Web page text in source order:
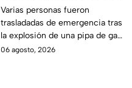
se reportan más de 20
personas con
quemaduras
Varias personas fueron
trasladadas de emergencia tras
la explosión de una pipa de gas
cerca de la colonia Las
06 agosto, 2026